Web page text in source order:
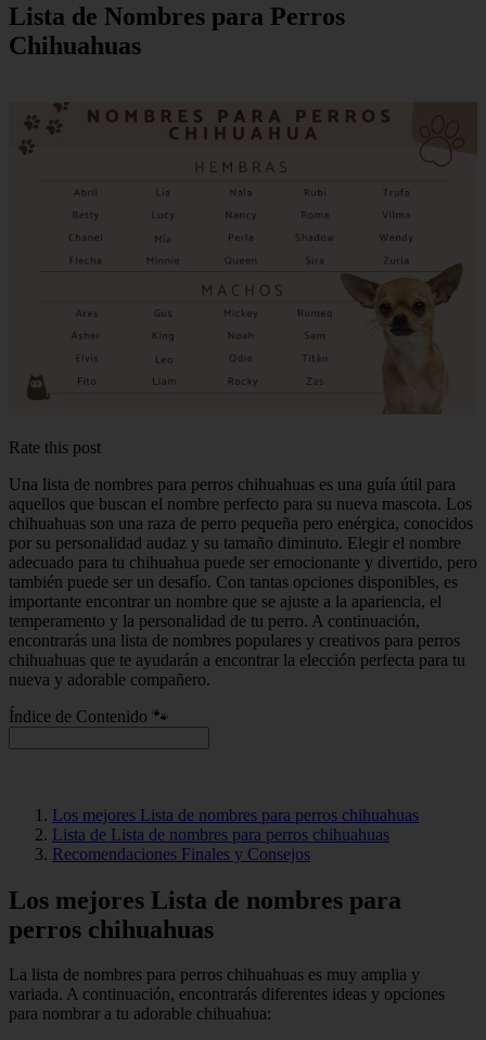
Lista de Nombres para Perros
Chihuahuas
Rate this post
Una lista de nombres para perros chihuahuas es una guía útil para
aquellos que buscan el nombre perfecto para su nueva mascota. Los
chihuahuas son una raza de perro pequeña pero enérgica, conocidos
por su personalidad audaz y su tamaño diminuto. Elegir el nombre
adecuado para tu chihuahua puede ser emocionante y divertido, pero
también puede ser un desafío. Con tantas opciones disponibles, es
importante encontrar un nombre que se ajuste a la apariencia, el
temperamento y la personalidad de tu perro. A continuación,
encontrarás una lista de nombres populares y creativos para perros
chihuahuas que te ayudarán a encontrar la elección perfecta para tu
nueva y adorable compañero.
Índice de Contenido 🐾
Los mejores Lista de nombres para perros chihuahuas
Lista de Lista de nombres para perros chihuahuas
Recomendaciones Finales y Consejos
Los mejores Lista de nombres para
perros chihuahuas
La lista de nombres para perros chihuahuas es muy amplia y
variada. A continuación, encontrarás diferentes ideas y opciones
para nombrar a tu adorable chihuahua: